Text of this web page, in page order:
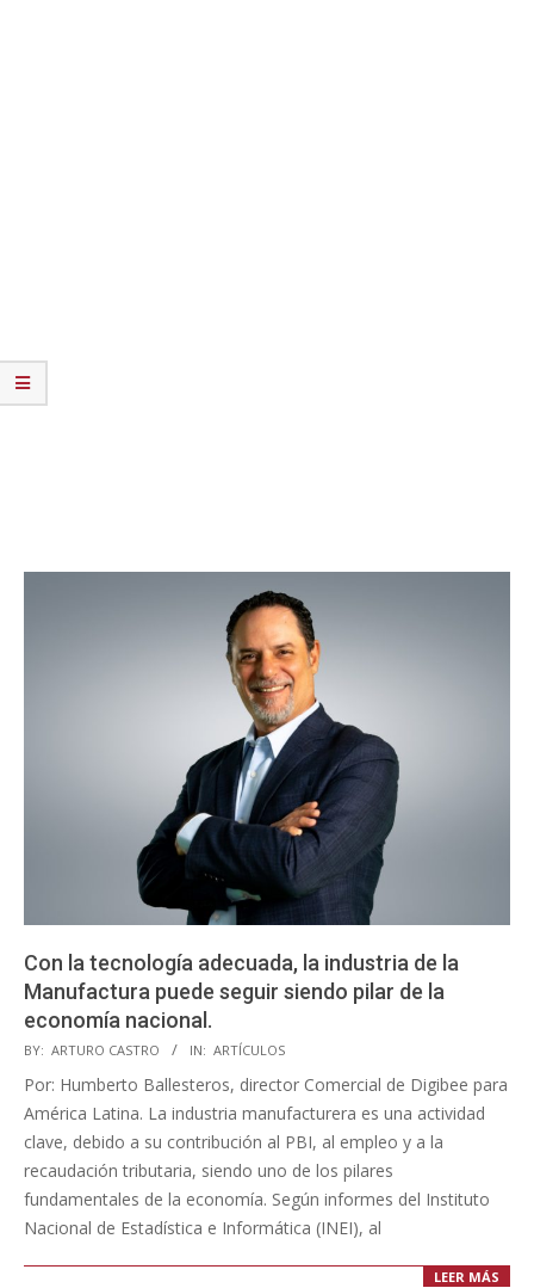
Con la tecnología adecuada, la industria de la
Manufactura puede seguir siendo pilar de la
economía nacional.
2023-
09-
04
BY: ARTURO CASTRO IN: ARTÍCULOS
Por: Humberto Ballesteros, director Comercial de Digibee para
América Latina. La industria manufacturera es una actividad
clave, debido a su contribución al PBI, al empleo y a la
recaudación tributaria, siendo uno de los pilares
fundamentales de la economía. Según informes del Instituto
Nacional de Estadística e Informática (INEI), al
LEER MÁS